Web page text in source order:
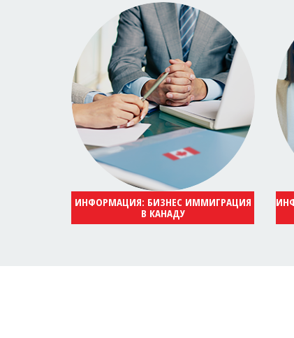
ИНФОРМАЦИЯ: БИЗНЕС ИММИГРАЦИЯ
В КАНАДУ